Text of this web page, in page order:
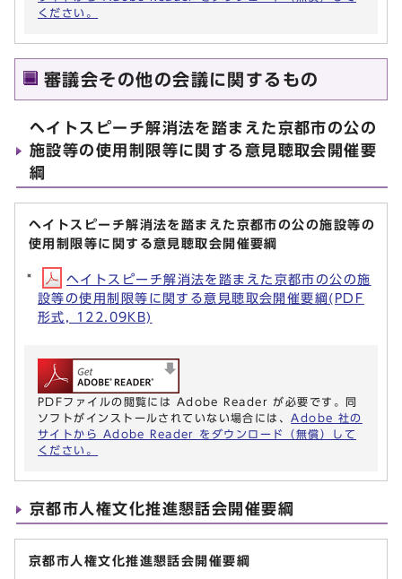
ください。
審議会その他の会議に関するもの
ヘイトスピーチ解消法を踏まえた京都市の公の
施設等の使用制限等に関する意見聴取会開催要
綱
ヘイトスピーチ解消法を踏まえた京都市の公の施設等の
使用制限等に関する意見聴取会開催要綱
ヘイトスピーチ解消法を踏まえた京都市の公の施
設等の使用制限等に関する意見聴取会開催要綱(PDF
形式, 122.09KB)
PDFファイルの閲覧には Adobe Reader が必要です。同
ソフトがインストールされていない場合には、 Adobe 社の
サイトから Adobe Reader をダウンロード（無償）して
ください。
京都市人権文化推進懇話会開催要綱
京都市人権文化推進懇話会開催要綱